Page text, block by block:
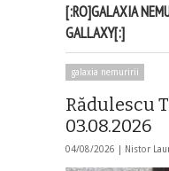
[:RO]GALAXIA
GALLAXY[:]
galaxia nemuririi
Rădulescu
03.08.2026
04/08/2026 | Nistor